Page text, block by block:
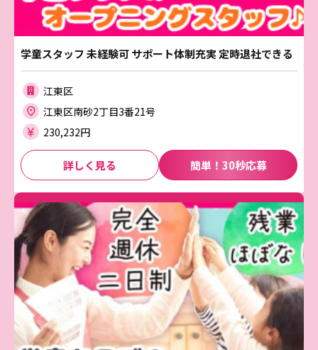
学童スタッフ 未経験可 サポート体制充実 定時退社できる
江東区
江東区南砂2丁目3番21号
230,232円
詳しく見る 簡単！30秒応募